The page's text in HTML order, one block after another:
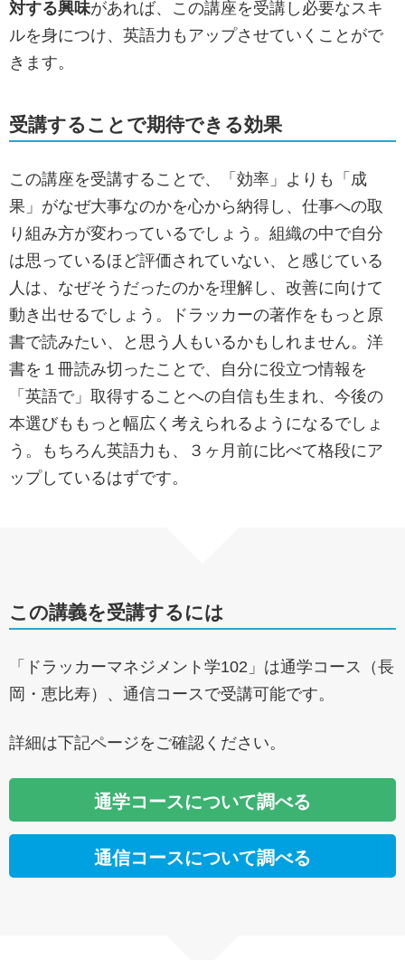
対する興味があれば、この講座を受講し必要なスキ
ルを身につけ、英語力もアップさせていくことがで
きます。
受講することで期待できる効果
この講座を受講することで、「効率」よりも「成
果」がなぜ大事なのかを心から納得し、仕事への取
り組み方が変わっているでしょう。組織の中で自分
は思っているほど評価されていない、と感じている
人は、なぜそうだったのかを理解し、改善に向けて
動き出せるでしょう。ドラッカーの著作をもっと原
書で読みたい、と思う人もいるかもしれません。洋
書を１冊読み切ったことで、自分に役立つ情報を
「英語で」取得することへの自信も生まれ、今後の
本選びももっと幅広く考えられるようになるでしょ
う。もちろん英語力も、３ヶ月前に比べて格段にア
ップしているはずです。
この講義を受講するには
「ドラッカーマネジメント学102」は通学コース（長
岡・恵比寿）、通信コースで受講可能です。
詳細は下記ページをご確認ください。
通学コースについて調べる
通信コースについて調べる